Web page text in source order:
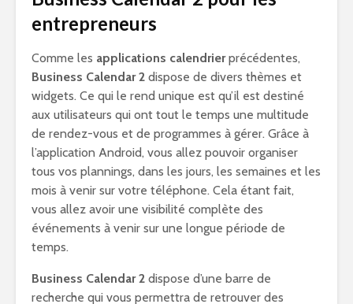
entrepreneurs
Comme les applications calendrierprécédentes,
Business Calendar 2 dispose de divers thèmes et
widgets. Ce qui le rend unique est qu’il est destiné
aux utilisateurs qui ont tout le temps une multitude
de rendez-vous et de programmes à gérer. Grâce à
l’application Android, vous allez pouvoir organiser
tous vos plannings, dans les jours, les semaines et les
mois à venir sur votre téléphone. Cela étant fait,
vous allez avoir une visibilité complète des
événements à venir sur une longue période de
temps.
Business Calendar 2 dispose d’une barre de
recherche qui vous permettra de retrouver des